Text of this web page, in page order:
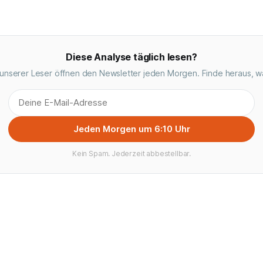
Diese Analyse täglich lesen?
Leser öffnen den Newsletter jeden Morgen. Finde heraus,
Jeden Morgen um 6:10 Uhr
Kein Spam. Jederzeit abbestellbar.